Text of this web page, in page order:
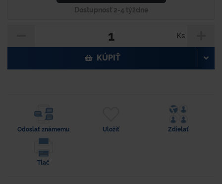
Dostupnosť 2-4 týždne
Ks
KÚPIŤ
Odoslať známemu Uložiť Zdielať
Tlač